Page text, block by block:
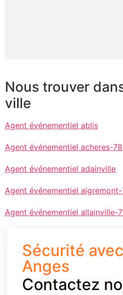
Nous trouver
ville
Agent événementiel ablis
Agent événementiel acheres-78
Agent événementiel adainville
Agent événementiel
Agent événementiel allainville-
Sécurité
Anges
Contactez